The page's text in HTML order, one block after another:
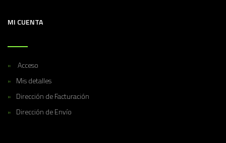
MI CUENTA
Acceso
Mis detalles
Dirección de Facturación
Dirección de Envío